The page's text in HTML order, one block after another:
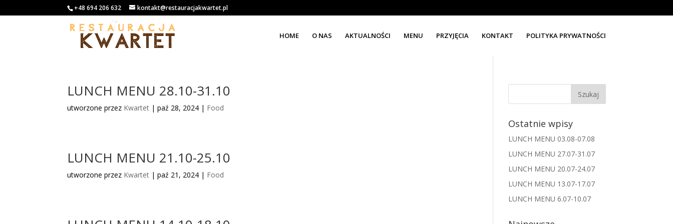
+48 694 206 632 kontakt@restauracjakwartet.pl
HOME O NAS AKTUALNOŚCI MENU PRZYJĘCIA KONTAKT POLITYKA PRYWATNOŚCI
LUNCH MENU 28.10-31.10
utworzone przez Kwartet |paź 28, 2024 | Food
LUNCH MENU 21.10-25.10
utworzone przez Kwartet |paź 21, 2024 | Food
Ostatnie wpisy
LUNCH MENU 03.08-07.08
LUNCH MENU 27.07-31.07
LUNCH MENU 20.07-24.07
LUNCH MENU 13.07-17.07
LUNCH MENU 6.07-10.07